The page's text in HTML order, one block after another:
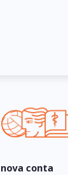
conta